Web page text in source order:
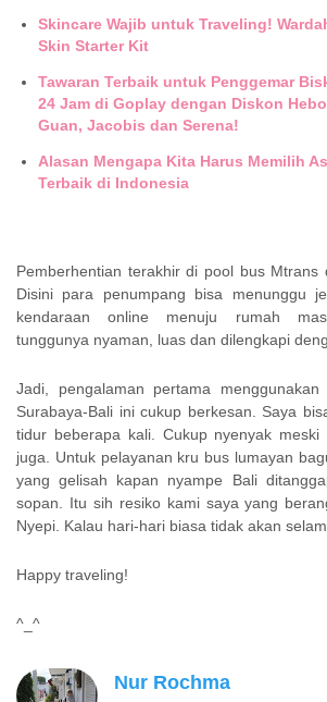
Skincare Wajib untuk Traveling!
Skin Starter Kit
Tawaran Terbaik untuk Penggemar
24 Jam di Goplay dengan Diskon
Guan, Jacobis dan Serena!
Alasan Mengapa Kita Harus Memilih
Terbaik di Indonesia
Pemberhentian terakhir di pool bus Mtrans
Disini para penumpang bisa menunggu
kendaraan online menuju rumah
tunggunya nyaman, luas dan dilengkapi
Jadi, pengalaman pertama
Surabaya-Bali ini cukup berkesan. Saya
tidur beberapa kali. Cukup nyenyak meski
juga. Untuk pelayanan kru bus lumayan
yang gelisah kapan nyampe Bali
sopan. Itu sih resiko kami saya yang
Nyepi. Kalau hari-hari biasa tidak akan
Happy traveling!
^_^
Nur Rochma